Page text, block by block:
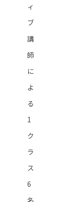
ィ
ブ
講
師
に
よ
る
1
ク
ラ
ス
6